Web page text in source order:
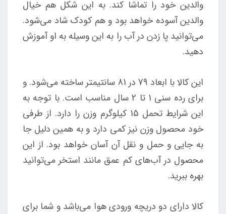
والدین خود را تماشا کند. به این شکل هم خیال
والدین آسوده خواهد بود و هم کودک شاد می‌شود.
می‌توانید پا زدن در آب را به این وسیله به او آموزش
دهید.
این کالا با ابعاد 79 در 81 سانتیمتر ساخته می‌شود. و
برای رده سنی 1 تا 2 سال مناسب است. با توجه به
این شرایط تحمل 15 کیلوگرم وزن را دارد. از طرفی
خود محصول وزن نیز کمی دارد و به همین دلیل جا
به جایی و حمل و نقل آن آسان خواهد بود. از این
محصول در آب‌های کم عمق مانند استخر می‌توانید
بهره ببرید.
کالا دارای دو دریچه ورودی هوا می‌باشد و شما برای